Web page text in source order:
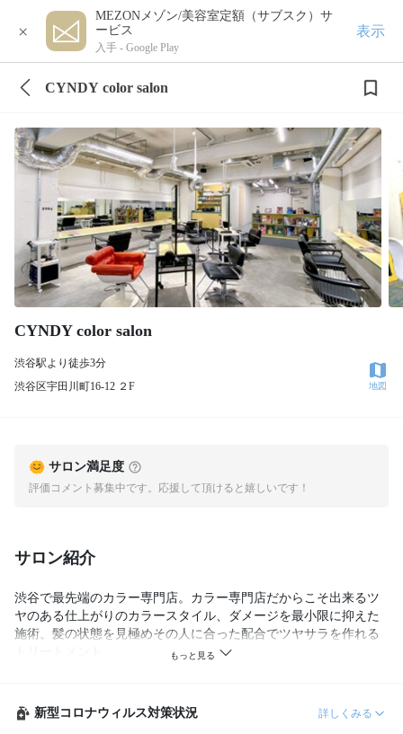
×
MEZONメゾン/美容室定額（サブスク）サ
ービス
入手 - Google Play
表示
CYNDY color salon
CYNDY color salon
渋谷駅より徒歩3分
渋谷区宇田川町16-12 ２F
地図
サロン満足度
評価コメント募集中です。応援して頂けると嬉しいです！
サロン紹介
渋谷で最先端のカラー専門店。カラー専門店だからこそ出来るツ
ヤのある仕上がりのカラースタイル、ダメージを最小限に抑えた
施術、髪の状態を見極めその人に合った配合でツヤサラを作れる
新型コロナウィルス対策状況
詳しくみる